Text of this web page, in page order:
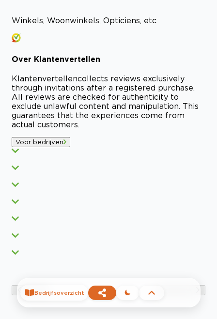
Winkels, Woonwinkels, Opticiens, etc
Over Klantenvertellen
Klantenvertellencollects reviews exclusively
through invitations after a registered purchase.
All reviews are checked for authenticity to
exclude unlawful content and manipulation. This
guarantees that the experiences come from
actual customers.
Voor bedrijven
VorigeBedrijfsoverzicht